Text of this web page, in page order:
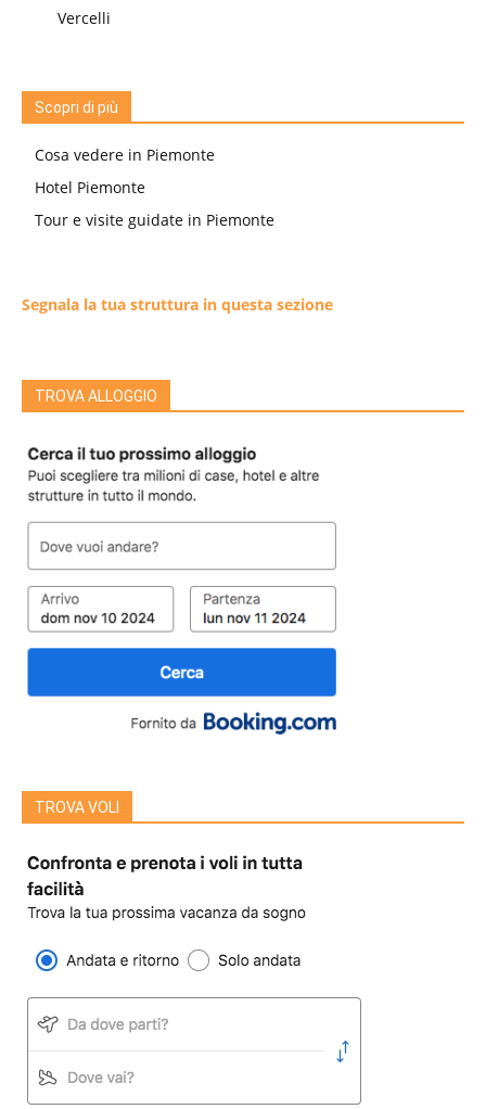
Vercelli
Scopri di più
Cosa vedere in Piemonte
Hotel Piemonte
Tour e visite guidate in Piemonte
Segnala la tua struttura in questa sezione
TROVA ALLOGGIO
TROVA VOLI